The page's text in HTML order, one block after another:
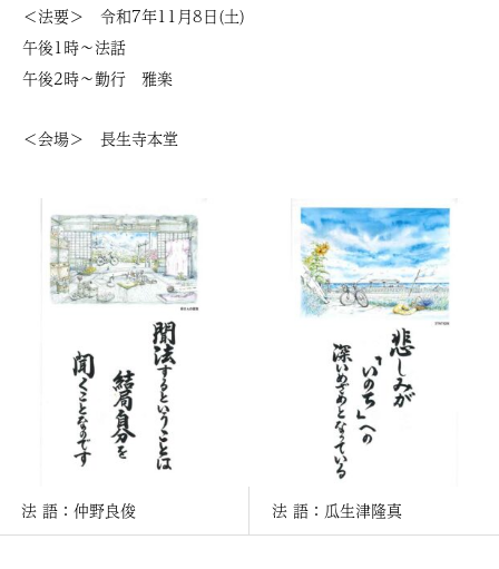
＜法要＞ 令和7年11月8日(土)
午後1時～法話
午後2時～勤行 雅楽
＜会場＞ 長生寺本堂
法 語：仲野良俊 法 語：瓜生津隆真